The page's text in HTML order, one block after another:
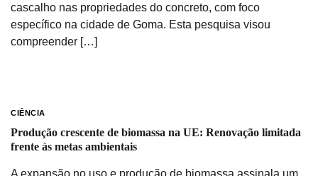
cascalho nas propriedades do concreto, com foco
específico na cidade de Goma. Esta pesquisa visou
compreender […]
CIÊNCIA
Produção crescente de biomassa na UE: Renovação limitada
frente às metas ambientais
A expansão no uso e produção de biomassa assinala um